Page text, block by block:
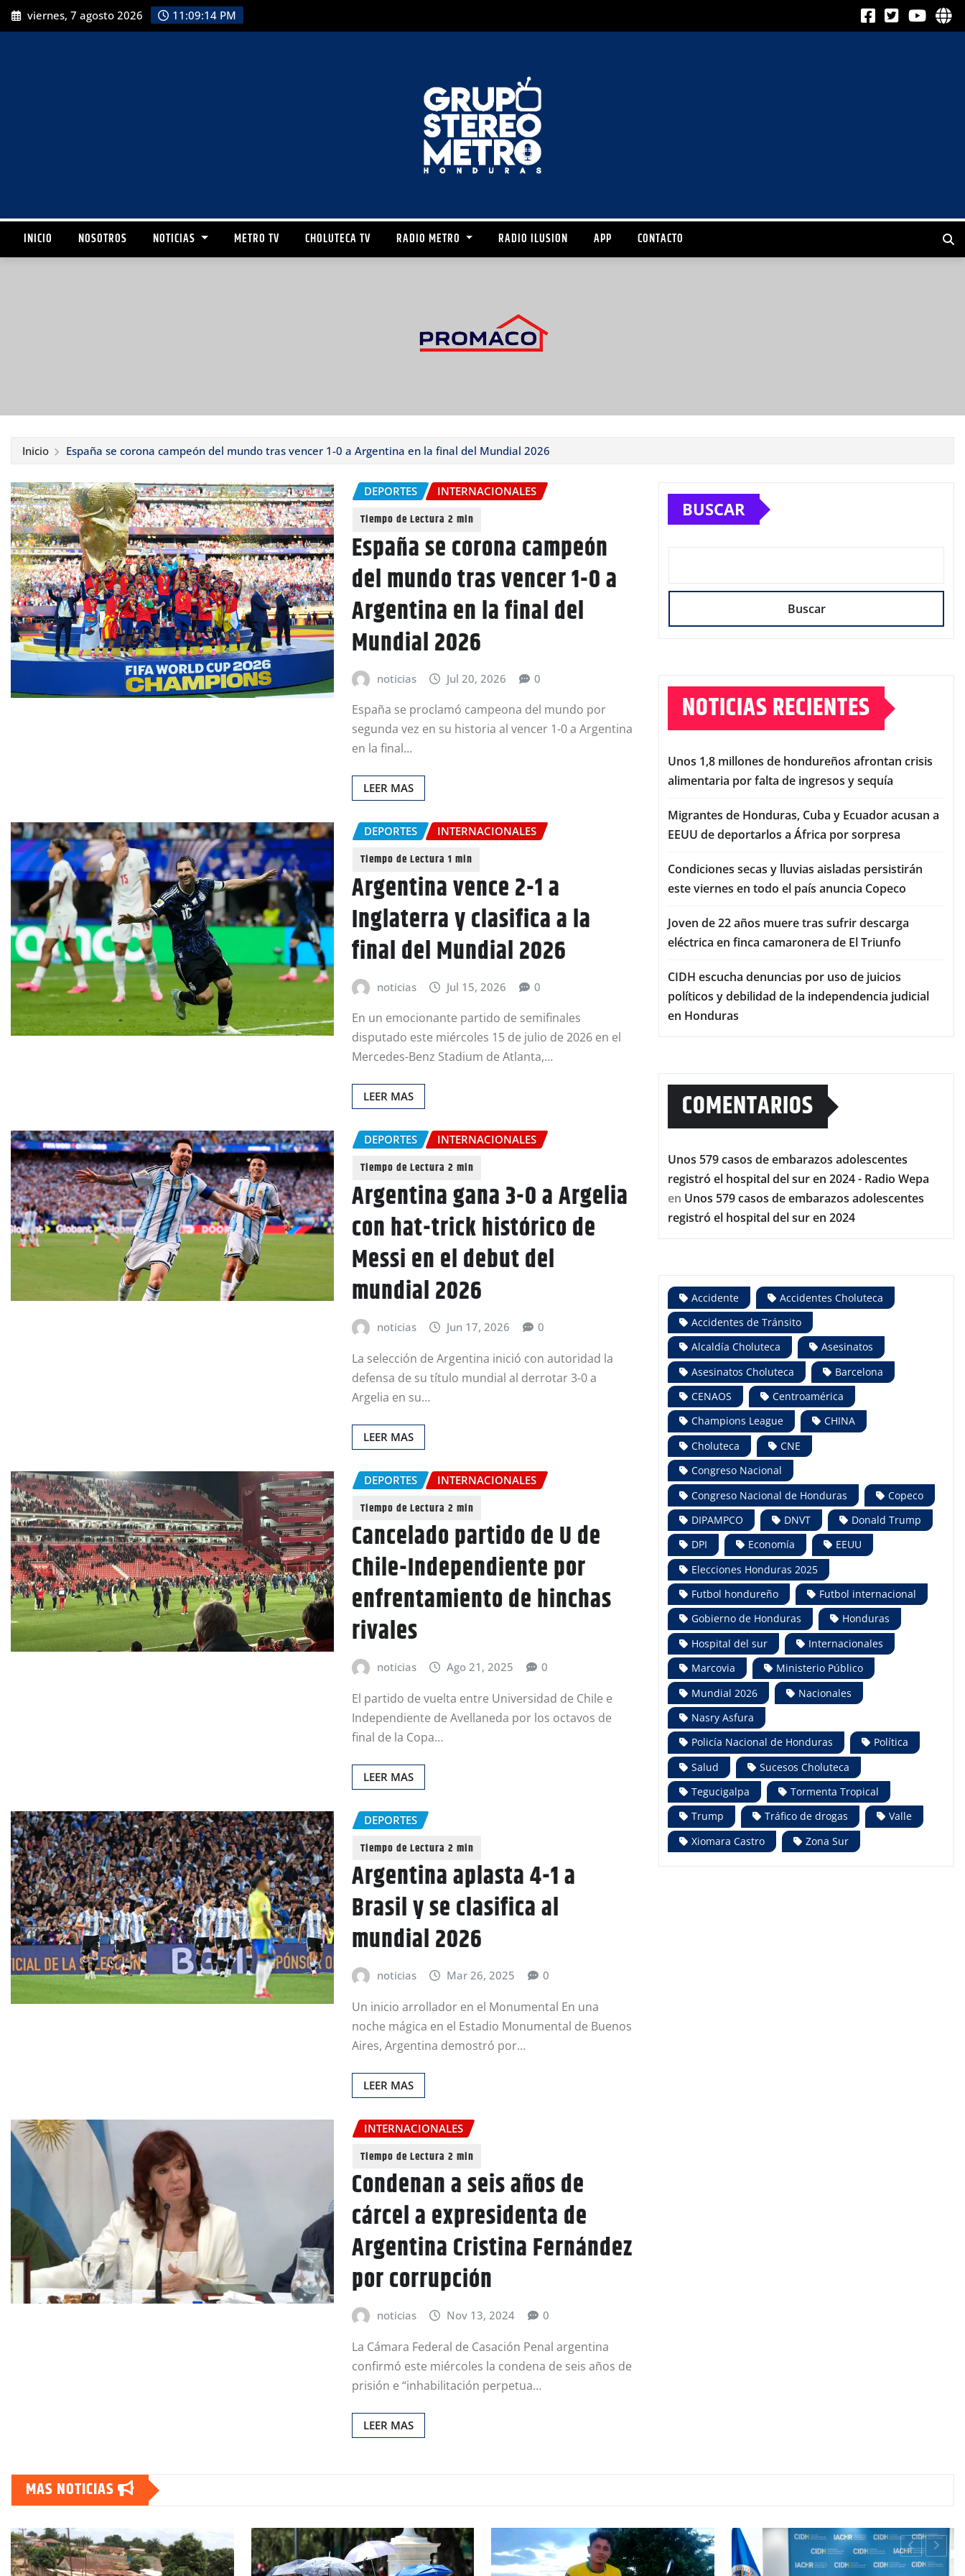
viernes, 7 agosto 2026 11:09:15 PM
INICIO NOSOTROS NOTICIAS METRO TV CHOLUTECA TV RADIO METRO RADIO ILUSION APP CONTACTO
Inicio España se corona campeón del mundo tras vencer 1-0 a Argentina en la final del Mundial 2026
DEPORTES INTERNACIONALES
España se corona campeón
del mundo tras vencer 1-0 a
Argentina en la final del
Mundial 2026
noticias Jul 20, 2026 0
España se proclamó campeona del mundo por
segunda vez en su historia al vencer 1-0 a Argentina
en la final…
LEER MAS
DEPORTES INTERNACIONALES
Argentina vence 2-1 a
Inglaterra y clasifica a la
final del Mundial 2026
noticias Jul 15, 2026 0
En un emocionante partido de semifinales
disputado este miércoles 15 de julio de 2026 en el
Mercedes-Benz Stadium de Atlanta,…
LEER MAS
DEPORTES INTERNACIONALES
Argentina gana 3-0 a Argelia
con hat-trick histórico de
Messi en el debut del
mundial 2026
noticias Jun 17, 2026 0
La selección de Argentina inició con autoridad la
defensa de su título mundial al derrotar 3-0 a
Argelia en su…
LEER MAS
DEPORTES INTERNACIONALES
Cancelado partido de U de
Chile-Independiente por
enfrentamiento de hinchas
rivales
noticias Ago 21, 2025 0
El partido de vuelta entre Universidad de Chile e
Independiente de Avellaneda por los octavos de
final de la Copa…
LEER MAS
DEPORTES
Argentina aplasta 4-1 a
Brasil y se clasifica al
mundial 2026
noticias Mar 26, 2025 0
Un inicio arrollador en el Monumental En una
noche mágica en el Estadio Monumental de Buenos
Aires, Argentina demostró por…
LEER MAS
INTERNACIONALES
Condenan a seis años de
cárcel a expresidenta de
Argentina Cristina Fernández
por corrupción
noticias Nov 13, 2024 0
La Cámara Federal de Casación Penal argentina
confirmó este miércoles la condena de seis años de
prisión e “inhabilitación perpetua…
LEER MAS
BUSCAR
Buscar
NOTICIAS RECIENTES
Unos 1,8 millones de hondureños afrontan crisis
alimentaria por falta de ingresos y sequía
Migrantes de Honduras, Cuba y Ecuador acusan a
EEUU de deportarlos a África por sorpresa
Condiciones secas y lluvias aisladas persistirán
este viernes en todo el país anuncia Copeco
Joven de 22 años muere tras sufrir descarga
eléctrica en finca camaronera de El Triunfo
CIDH escucha denuncias por uso de juicios
políticos y debilidad de la independencia judicial
en Honduras
COMENTARIOS
Unos 579 casos de embarazos adolescentes
registró el hospital del sur en 2024 - Radio Wepa
en Unos 579 casos de embarazos adolescentes
registró el hospital del sur en 2024
Accidente
Accidentes Choluteca
Accidentes de Tránsito
Alcaldía Choluteca
Asesinatos
Asesinatos Choluteca
Barcelona
CENAOS
Centroamérica
Champions League
CHINA
Choluteca
CNE
Congreso Nacional
Congreso Nacional de Honduras
Copeco
DIPAMPCO
DNVT
Donald Trump
DPI
Economía
EEUU
Elecciones Honduras 2025
Futbol hondureño
Futbol internacional
Gobierno de Honduras
Honduras
Hospital del sur
Internacionales
Marcovia
Ministerio Público
Mundial 2026
Nacionales
Nasry Asfura
Policía Nacional de Honduras
Política
Salud
Sucesos Choluteca
Tegucigalpa
Tormenta Tropical
Trump
Tráfico de drogas
Valle
Xiomara Castro
Zona Sur
MAS NOTICIAS